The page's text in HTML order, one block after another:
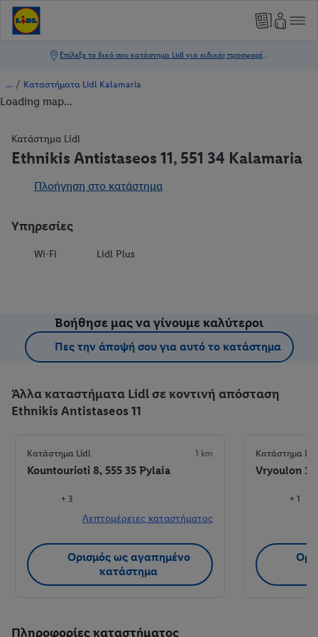
/ Καταστήματα Lidl Kalamaria
Loading map...
Κατάστημα Lidl
Ethnikis Antistaseos 11, 551 34 Kalamaria
Πλοήγηση στο κατάστημα
Υπηρεσίες
Wi-Fi Lidl Plus
Βοήθησε μας να γίνουμε καλύτεροι
Πες την άποψή σου για αυτό το κατάστημα
Άλλα καταστήματα Lidl σε κοντινή απόσταση
Ethnikis Antistaseos 11
Κατάστημα Lidl 1 km
Kountourioti 8, 555 35 Pylaia
+ 3
Λεπτομέρειες καταστήματος
Ορισμός ως αγαπημένο
κατάστημα
Κατάστημα
Vryoulon
+ 1
Πληροφορίες καταστήματος